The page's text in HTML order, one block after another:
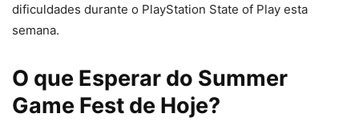
dificuldades durante o PlayStation State of Play esta
semana.
O que Esperar do Summer
Game Fest de Hoje?